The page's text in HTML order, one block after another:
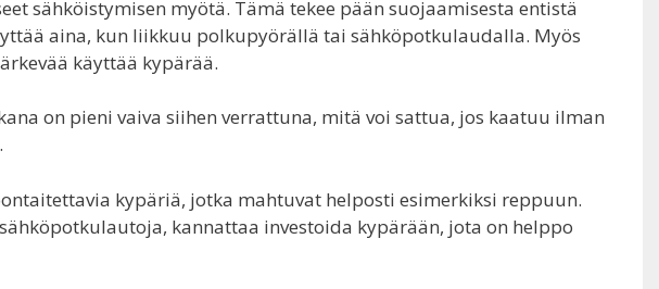
sähköistymisen myötä. Tämä tekee pään suojaamisesta entistä
aina, kun liikkuu polkupyörällä tai sähköpotkulaudalla. Myös
käyttää kypärää.
on pieni vaiva siihen verrattuna, mitä voi sattua, jos kaatuu ilman
kypäriä, jotka mahtuvat helposti esimerkiksi reppuun.
kannattaa investoida kypärään, jota on helppo